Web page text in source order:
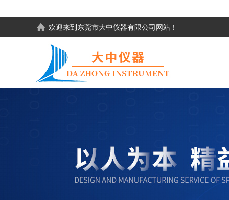
欢迎来到东莞市大中仪器有限公司网站！